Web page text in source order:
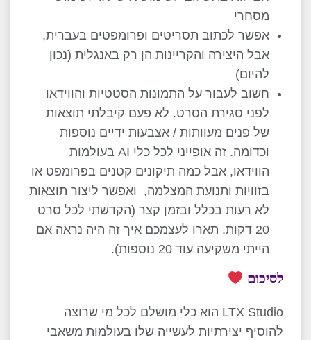
מסחרי
אפשר לכתוב תסריטים ופרומפטים בעברית,
אבל היצירה והקריינות הן רק באנגלית (נכון
להיום)
חשוב לעבור על התמונות הסטטיות והווידאו
לפני סגירת הסרט. לא פעם קיבלתי תוצאות
של פנים מעוותות / אצבעות ידיים נוספות
וכדומה. זה אופייני לכל כלי AI בעולמות
הווידאו, אבל כמה תיקונים קטנים בפרומפט או
בזוויות ותנועת המצלמה, ואפשר ליצור תוצאות
לא רעות בכלל ובזמן קצר (הקדשתי לכל סרט
20 דקות. תארו לעצמכם איך זה היה נראה אם
הייתי משקיעה עוד 20 נוספות).
לסיכום
LTX Studio הוא כלי מושלם לכל מי שרוצה
להוסיף יצירתיות לעשייה שלו בעולמות משאבי